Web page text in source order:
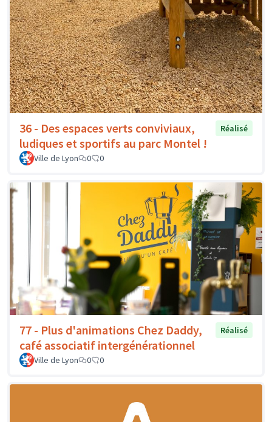
36 - Des espaces verts conviviaux,
ludiques et sportifs au parc Montel !
Réalisé
Ville de Lyon 0 0
77 - Plus d'animations Chez Daddy,
café associatif intergénérationnel
Réalisé
Ville de Lyon 0 0